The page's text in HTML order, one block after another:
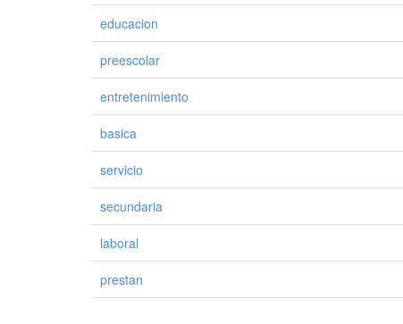
educacion
preescolar
entretenimiento
basica
servicio
secundaria
laboral
prestan